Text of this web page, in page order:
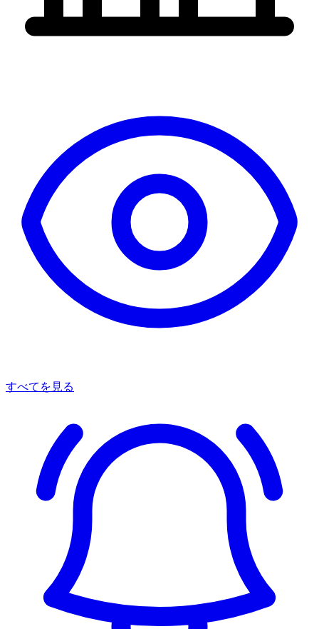
すべてを見る